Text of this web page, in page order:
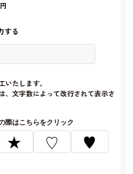
する
いたします。
、文字数によって改行されて表示さ
際はこちらをクリック
★ ♡
♥